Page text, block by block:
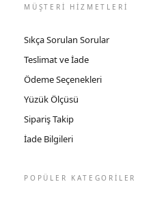
MÜŞTERİ HİZMETLERİ
Sıkça Sorulan Sorular
Teslimat ve İade
Ödeme Seçenekleri
Yüzük Ölçüsü
Sipariş Takip
İade Bilgileri
POPÜLER KATEGORİLER